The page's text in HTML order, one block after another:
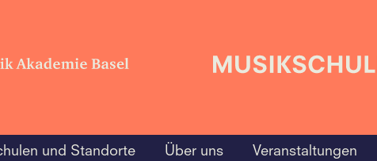
und Standorte Über uns Veranstaltungen